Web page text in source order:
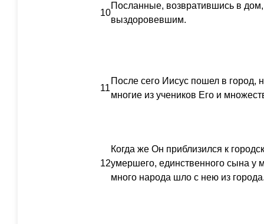
10
Посланные, возвратившись в
выздоровевшим.
11
После сего Иисус пошел в
многие из учеников Его и
12
Когда же Он приблизился к
умершего, единственного сына у
много народа шло с нею из